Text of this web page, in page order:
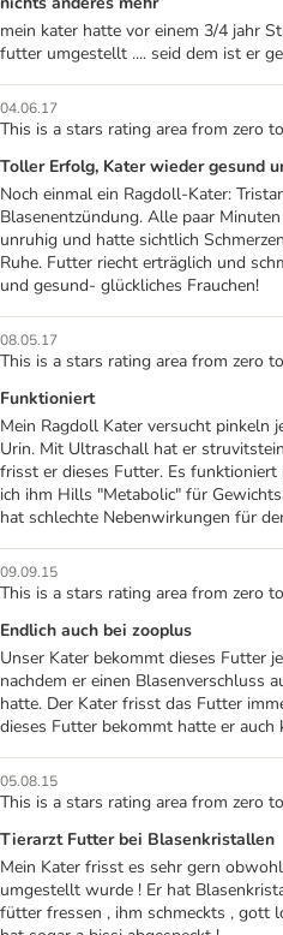
mein kater hatte vor einem 3/4 jahr
futter umgestellt .... seid dem ist er
04.06.17
This is a stars rating area from zero
Toller Erfolg, Kater wieder gesund
Noch einmal ein Ragdoll-Kater:
Blasenentzündung. Alle paar
unruhig und hatte sichtlich
Ruhe. Futter riecht erträglich und
und gesund- glückliches Frauchen!
08.05.17
This is a stars rating area from zero
Funktioniert
Mein Ragdoll Kater versucht pinkeln
Urin. Mit Ultraschall hat er
frisst er dieses Futter. Es funktioniert
ich ihm Hills "Metabolic" für
hat schlechte Nebenwirkungen für
09.09.15
This is a stars rating area from zero
Endlich auch bei zooplus
Unser Kater bekommt dieses Futter
nachdem er einen Blasenverschluss
hatte. Der Kater frisst das Futter
dieses Futter bekommt hatte er auch
05.08.15
This is a stars rating area from zero
Tierarzt Futter bei Blasenkristallen
Mein Kater frisst es sehr gern
umgestellt wurde ! Er hat
fütter fressen , ihm schmeckts , gott